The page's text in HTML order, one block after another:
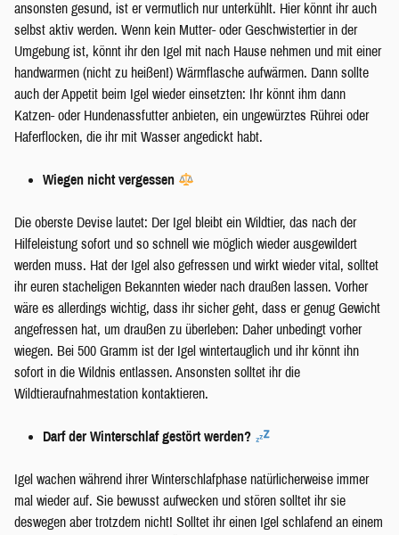
ansonsten gesund, ist er vermutlich nur unterkühlt. Hier könnt ihr auch
selbst aktiv werden. Wenn kein Mutter- oder Geschwistertier in der
Umgebung ist, könnt ihr den Igel mit nach Hause nehmen und mit einer
handwarmen (nicht zu heißen!) Wärmflasche aufwärmen. Dann sollte
auch der Appetit beim Igel wieder einsetzten: Ihr könnt ihm dann
Katzen- oder Hundenassfutter anbieten, ein ungewürztes Rührei oder
Haferflocken, die ihr mit Wasser angedickt habt.
Wiegen nicht vergessen
Die oberste Devise lautet: Der Igel bleibt ein Wildtier, das nach der
Hilfeleistung sofort und so schnell wie möglich wieder ausgewildert
werden muss. Hat der Igel also gefressen und wirkt wieder vital, solltet
ihr euren stacheligen Bekannten wieder nach draußen lassen. Vorher
wäre es allerdings wichtig, dass ihr sicher geht, dass er genug Gewicht
angefressen hat, um draußen zu überleben: Daher unbedingt vorher
wiegen. Bei 500 Gramm ist der Igel wintertauglich und ihr könnt ihn
sofort in die Wildnis entlassen. Ansonsten solltet ihr die
Wildtieraufnahmestation kontaktieren.
Darf der Winterschlaf gestört werden?
Igel wachen während ihrer Winterschlafphase natürlicherweise immer
mal wieder auf. Sie bewusst aufwecken und stören solltet ihr sie
deswegen aber trotzdem nicht! Solltet ihr einen Igel schlafend an einem